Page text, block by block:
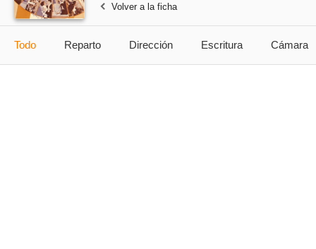
Volver a la ficha
Todo Reparto Dirección Escritura Cámara